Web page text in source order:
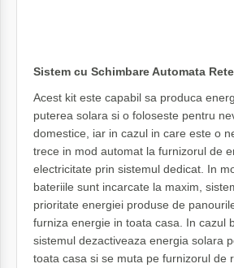
Sistem cu Schimbare Automata
Acest kit este capabil sa produca
puterea solara si o foloseste pentru
domestice, iar in cazul in care este o
trece in mod automat la furnizorul de
electricitate prin sistemul dedicat. In
bateriile sunt incarcate la maxim,
prioritate energiei produse de
furniza energie in toata casa. In cazul
sistemul dezactiveaza energia solara
toata casa si se muta pe furnizorul de